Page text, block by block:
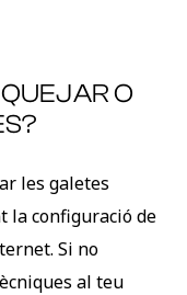
O
les galetes
la configuració de
Si no
al teu